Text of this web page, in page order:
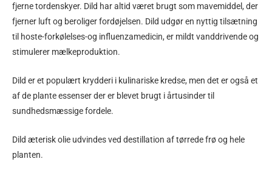
fjerne tordenskyer. Dild har altid været brugt som mavemiddel, der
fjerner luft og beroliger fordøjelsen. Dild udgør en nyttig tilsætning
til hoste-forkølelses-og influenzamedicin, er mildt vanddrivende og
stimulerer mælkeproduktion.
Dild er et populært krydderi i kulinariske kredse, men det er også et
af de plante essenser der er blevet brugt i årtusinder til
sundhedsmæssige fordele.
Dild æterisk olie udvindes ved destillation af tørrede frø og hele
planten.